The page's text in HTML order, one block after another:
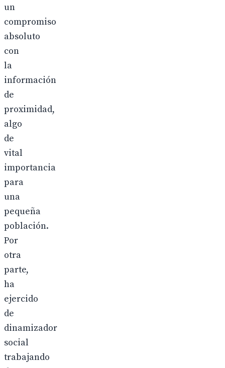
un
compromiso
absoluto
con
la
información
de
proximidad,
algo
de
vital
importancia
para
una
pequeña
población.
Por
otra
parte,
ha
ejercido
de
dinamizador
social
trabajando